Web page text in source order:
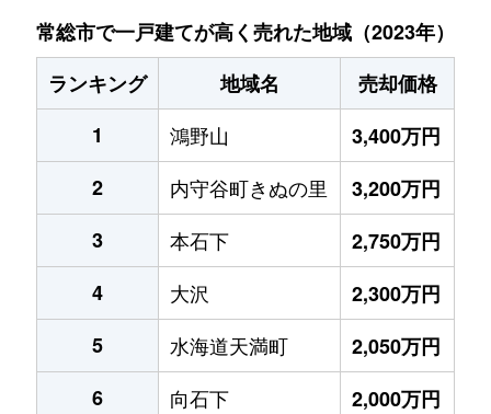
常総市で一戸建てが高く売れた地域（2023年）
ランキング
地域名
売却価格
1
鴻野山
3,400万円
2
内守谷町きぬの里
3,200万円
3
本石下
2,750万円
4
大沢
2,300万円
5
水海道天満町
2,050万円
6
向石下
2,000万円